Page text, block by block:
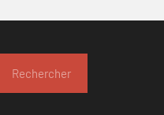
Rechercher